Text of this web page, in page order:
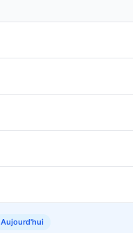
Aujourd'hui